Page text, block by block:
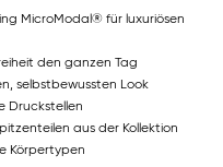
MicroModal® für luxuriösen
den ganzen Tag
selbstbewussten Look
Druckstellen
aus der Kollektion
Körpertypen